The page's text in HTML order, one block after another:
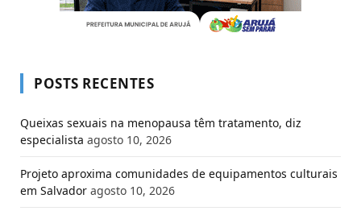
POSTS RECENTES
Queixas sexuais na menopausa têm tratamento, diz
especialista agosto 10, 2026
Projeto aproxima comunidades de equipamentos culturais
em Salvador agosto 10, 2026